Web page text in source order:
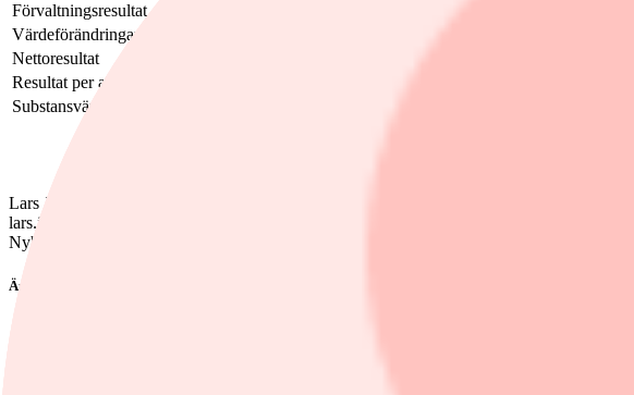
Förvaltningsresultat
Värdeförändringar fastigheter, totalt
Nettoresultat
Resultat per aktie, kronor
Substansvärde per aktie, kronor
Lars Johansson
lars.johansson@finwire.se
Nyhetsbyrån Finwire
Ämnen i artikeln
Heba Fastighets